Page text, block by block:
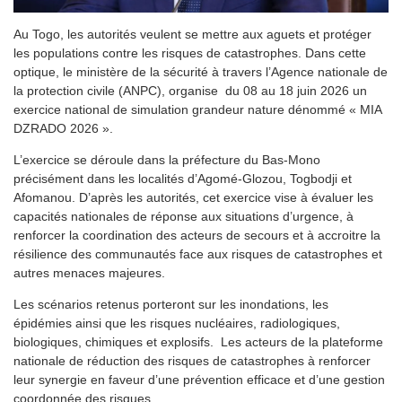
Au Togo, les autorités veulent se mettre aux aguets et protéger
les populations contre les risques de catastrophes. Dans cette
optique, le ministère de la sécurité à travers l’Agence nationale de
la protection civile (ANPC), organise du 08 au 18 juin 2026 un
exercice national de simulation grandeur nature dénommé « MIA
DZRADO 2026 ».
L’exercice se déroule dans la préfecture du Bas-Mono
précisément dans les localités d’Agomé-Glozou, Togbodji et
Afomanou. D’après les autorités, cet exercice vise à évaluer les
capacités nationales de réponse aux situations d’urgence, à
renforcer la coordination des acteurs de secours et à accroitre la
résilience des communautés face aux risques de catastrophes et
autres menaces majeures.
Les scénarios retenus porteront sur les inondations, les
épidémies ainsi que les risques nucléaires, radiologiques,
biologiques, chimiques et explosifs. Les acteurs de la plateforme
nationale de réduction des risques de catastrophes à renforcer
leur synergie en faveur d’une prévention efficace et d’une gestion
coordonnée des risques.